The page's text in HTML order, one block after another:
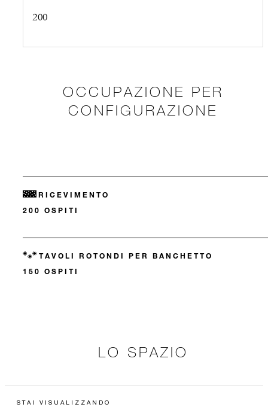
200
OCCUPAZIONE PER
CONFIGURAZIONE
RICEVIMENTO
200 OSPITI
TAVOLI ROTONDI PER BANCHETTO
150 OSPITI
LO SPAZIO
STAI VISUALIZZANDO